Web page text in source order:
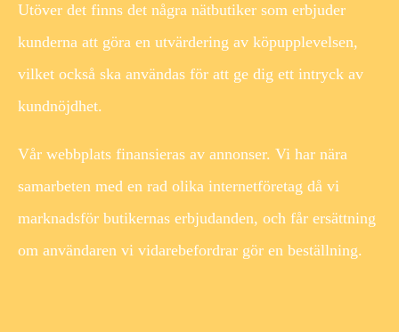
Utöver det finns det några nätbutiker som erbjuder
kunderna att göra en utvärdering av köpupplevelsen,
vilket också ska användas för att ge dig ett intryck av
kundnöjdhet.
Vår webbplats finansieras av annonser. Vi har nära
samarbeten med en rad olika internetföretag då vi
marknadsför butikernas erbjudanden, och får ersättning
om användaren vi vidarebefordrar gör en beställning.